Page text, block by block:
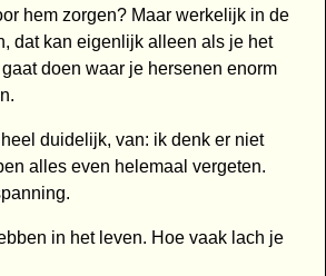
hem zorgen? Maar werkelijk in de
dat kan eigenlijk alleen als je het
doen waar je hersenen enorm
duidelijk, van: ik denk er niet
alles even helemaal vergeten.
in het leven. Hoe vaak lach je